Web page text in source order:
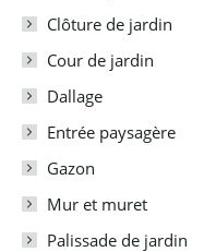
Clôture de jardin
Cour de jardin
Dallage
Entrée paysagère
Gazon
Mur et muret
Palissade de jardin